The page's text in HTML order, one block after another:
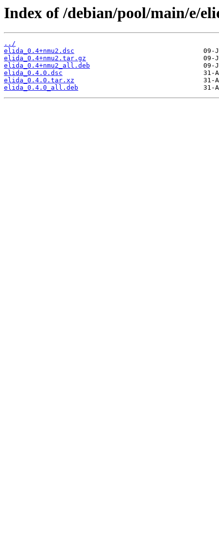
Index of /debian/pool/main/e/
../
elida_0.4+nmu2.dsc
elida_0.4+nmu2.tar.gz
elida_0.4+nmu2_all.deb
elida_0.4.0.dsc
elida_0.4.0.tar.xz
elida_0.4.0_all.deb